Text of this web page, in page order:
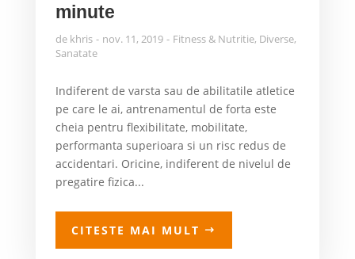
minute
de khris nov. 11, 2019 Fitness & Nutritie, Diverse,
Sanatate
Indiferent de varsta sau de abilitatile atletice
pe care le ai, antrenamentul de forta este
cheia pentru flexibilitate, mobilitate,
performanta superioara si un risc redus de
accidentari. Oricine, indiferent de nivelul de
pregatire fizica...
CITESTE MAI MULT